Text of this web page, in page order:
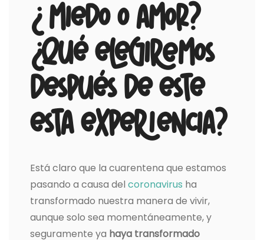
¿ Miedo o amor?
¿qué elegiremos
después de este
esta experiencia?
Está claro que la cuarentena que estamos
pasando a causa del coronavirus ha
transformado nuestra manera de vivir,
aunque solo sea momentáneamente, y
seguramente ya haya transformado